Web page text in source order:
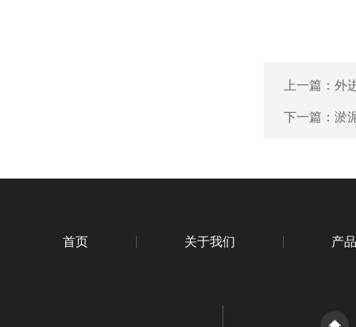
上一篇： 外
下一篇： 淤
首页 关于我们 产